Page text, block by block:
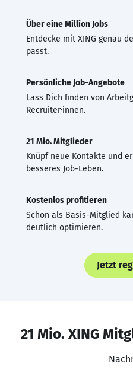
Über eine Million Jobs
Entdecke mit XING genau
passt.
Persönliche Job-Angebote
Lass Dich finden von
Recruiter·innen.
21 Mio. Mitglieder
Knüpf neue Kontakte und
besseres Job-Leben.
Kostenlos profitieren
Schon als Basis-Mitglied
deutlich optimieren.
Jetzt
21 Mio. XING